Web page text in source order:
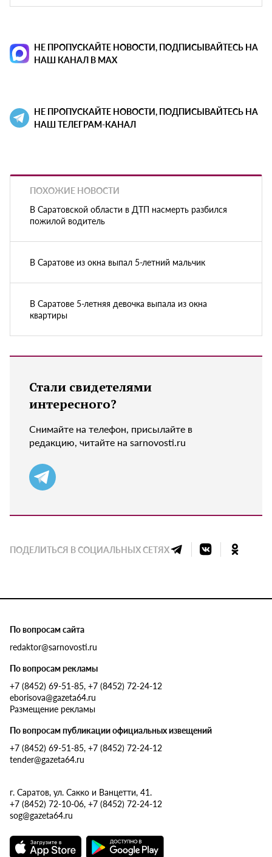
НЕ ПРОПУСКАЙТЕ НОВОСТИ, ПОДПИСЫВАЙТЕСЬ НА
НАШ КАНАЛ В MAX
НЕ ПРОПУСКАЙТЕ НОВОСТИ, ПОДПИСЫВАЙТЕСЬ НА
НАШ ТЕЛЕГРАМ-КАНАЛ
ПОХОЖИЕ НОВОСТИ
В Саратовской области в ДТП насмерть разбился
пожилой водитель
В Саратове из окна выпал 5-летний мальчик
В Саратове 5-летняя девочка выпала из окна
квартиры
Стали свидетелями
интересного?
Снимайте на телефон, присылайте в
редакцию, читайте на sarnovosti.ru
ПОДЕЛИТЬСЯ В СОЦИАЛЬНЫХ СЕТЯХ
По вопросам сайта
redaktor@sarnovosti.ru
По вопросам рекламы
+7 (8452) 69-51-85, +7 (8452) 72-24-12
eborisova@gazeta64.ru
Размещение рекламы
По вопросам публикации официальных извещений
+7 (8452) 69-51-85, +7 (8452) 72-24-12
tender@gazeta64.ru
г. Саратов, ул. Сакко и Ванцетти, 41.
+7 (8452) 72-10-06, +7 (8452) 72-24-12
sog@gazeta64.ru